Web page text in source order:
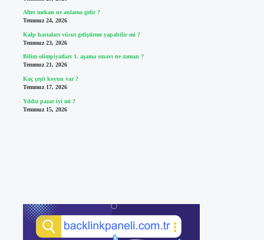
After mekan ne anlama gelir ?
Temmuz 24, 2026
Kalp hastaları vücut geliştirme yapabilir mi ?
Temmuz 23, 2026
Bilim olimpiyatları 1. aşama sınavı ne zaman ?
Temmuz 21, 2026
Kaç çeşit koyun var ?
Temmuz 17, 2026
Yıldız pazar iyi mi ?
Temmuz 15, 2026